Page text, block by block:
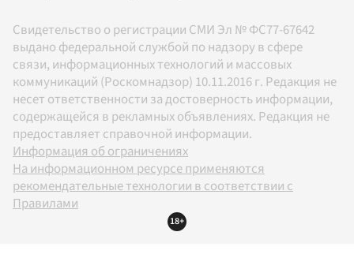
Свидетельство о регистрации СМИ Эл № ФС77-67642
выдано федеральной службой по надзору в сфере
связи, информационных технологий и массовых
коммуникаций (Роскомнадзор) 10.11.2016 г. Редакция не
несет ответственности за достоверность информации,
содержащейся в рекламных объявлениях. Редакция не
предоставляет справочной информации.
Информация об ограничениях
На информационном ресурсе применяются
рекомендательные технологии в соответствии с
Правилами
18+